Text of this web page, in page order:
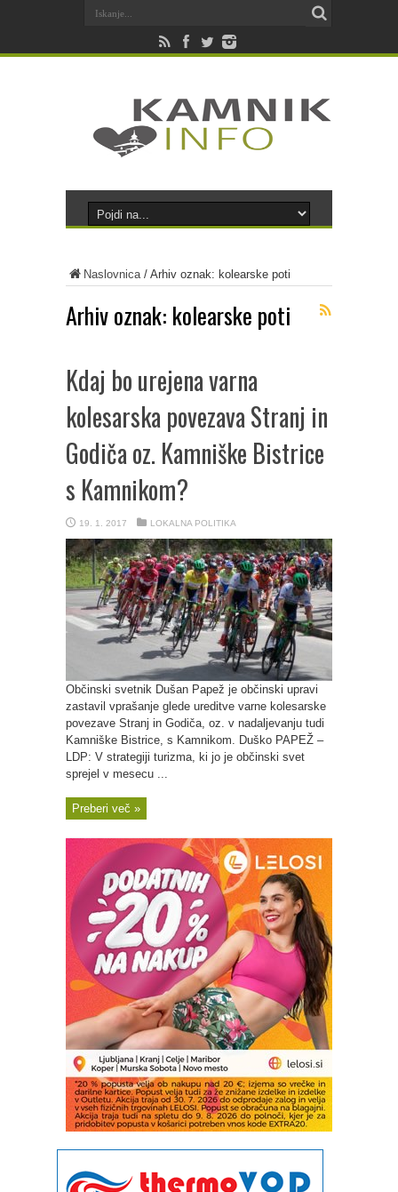
Naslovnica/ Arhiv oznak: kolearske poti
Arhiv oznak: kolearske poti
Kdaj bo urejena varna
kolesarska povezava Stranj in
Godiča oz. Kamniške Bistrice
s Kamnikom?
19. 1. 2017 LOKALNA POLITIKA
Občinski svetnik Dušan Papež je občinski upravi
zastavil vprašanje glede ureditve varne kolesarske
povezave Stranj in Godiča, oz. v nadaljevanju tudi
Kamniške Bistrice, s Kamnikom. Duško PAPEŽ –
LDP: V strategiji turizma, ki jo je občinski svet
sprejel v mesecu ...
Preberi več »